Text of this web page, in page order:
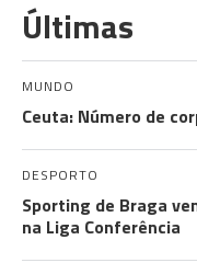
Últimas
MUNDO
Ceuta: Número de
DESPORTO
Sporting de Braga
na Liga Conferência